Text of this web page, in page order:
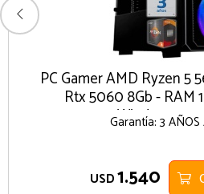
PC Gamer AMD Ryzen 5
Rtx 5060 8Gb - RAM
Windows 10
Garantía: 3
USD1.540